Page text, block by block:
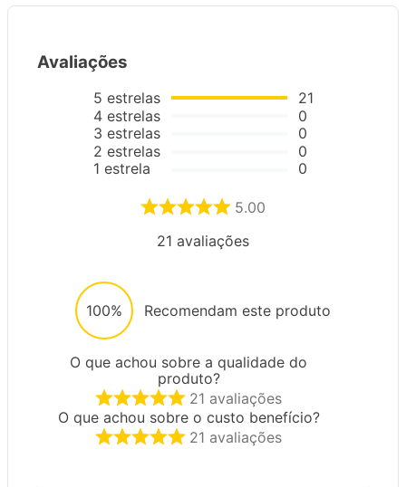
Avaliações
5 estrelas
4 estrelas
3 estrelas
2 estrelas
1 estrela
21
0
0
0
0
5.00
21 avaliações
100% Recomendam este produto
O que achou sobre a qualidade do
produto?
21 avaliações
O que achou sobre o custo benefício?
21 avaliações